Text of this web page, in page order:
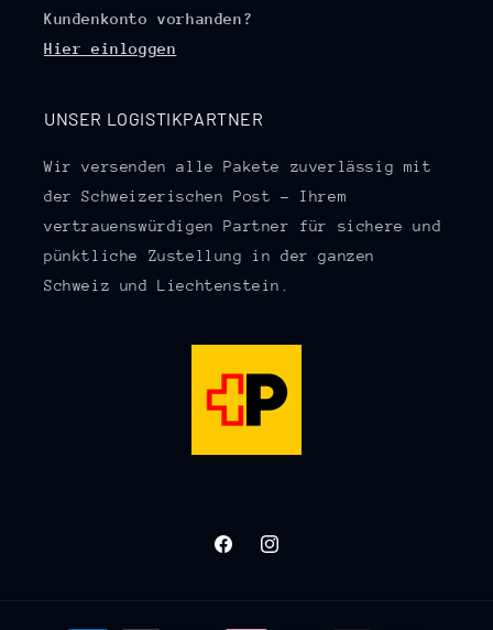
Kundenkonto vorhanden?
Hier einloggen
UNSER LOGISTIKPARTNER
Wir versenden alle Pakete zuverlässig mit
der Schweizerischen Post – Ihrem
vertrauenswürdigen Partner für sichere und
pünktliche Zustellung in der ganzen
Schweiz und Liechtenstein.
FacebookInstagram